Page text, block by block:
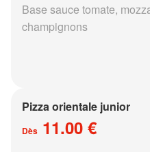
Base sauce tomate,
champignons
Pizza orientale junior
Dès 11.00 €